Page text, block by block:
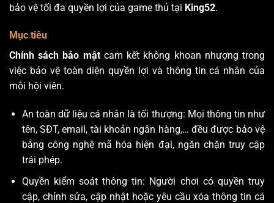
bảo vệ tối đa quyền lợi của game thủ tại King52.
Mục tiêu
Chính sách bảo mật cam kết không khoan nhượng trong
việc bảo vệ toàn diện quyền lợi và thông tin cá nhân của
mỗi hội viên.
An toàn dữ liệu cá nhân là tối thượng: Mọi thông tin như
tên, SĐT, email, tài khoản ngân hàng,… đều được bảo vệ
bằng công nghệ mã hóa hiện đại, ngăn chặn truy cập
trái phép.
Quyền kiểm soát thông tin: Người chơi có quyền truy
cập, chỉnh sửa, cập nhật hoặc yêu cầu xóa thông tin cá